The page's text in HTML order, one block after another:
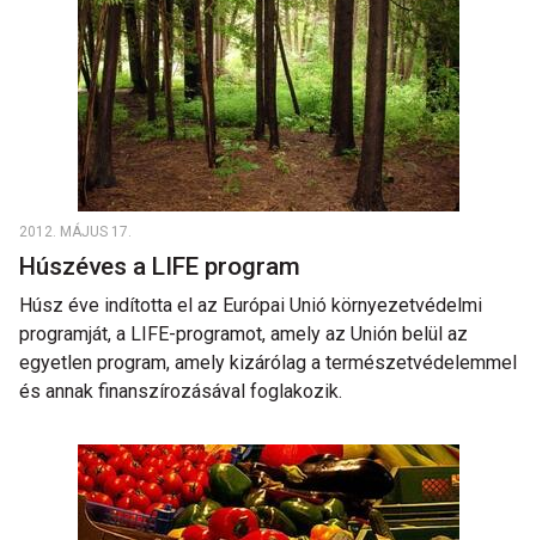
2012. MÁJUS 17.
Húszéves a LIFE program
Húsz éve indította el az Európai Unió környezetvédelmi
programját, a LIFE-programot, amely az Unión belül az
egyetlen program, amely kizárólag a természetvédelemmel
és annak finanszírozásával foglakozik.